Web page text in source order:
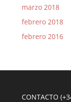
marzo 2018
febrero 2018
febrero 2016
CONTACTO